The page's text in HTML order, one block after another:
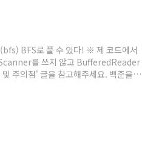
BFS로 풀 수 있다! ※ 제 코드에서
를 쓰지 않고 BufferedReader
주의점' 글을 참고해주세요. 백준을 자
비 우선 탐색)' 글을 참고해보자. 우선